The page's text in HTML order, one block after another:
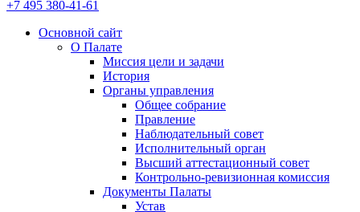
+7 495 380‑41‑61
Основной сайт
О Палате
Миссия цели и задачи
История
Органы управления
Общее собрание
Правление
Наблюдательный совет
Исполнительный орган
Высший аттестационный совет
Контрольно-ревизионная комиссия
Документы Палаты
Устав